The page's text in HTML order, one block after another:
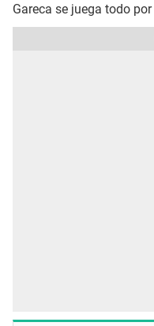
Gareca se juega todo